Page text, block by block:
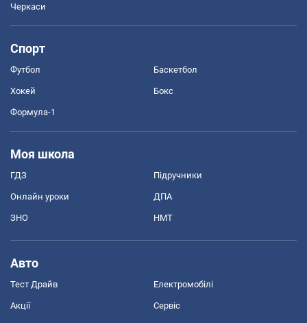
Черкаси
Спорт
Футбол Баскетбол
Хокей Бокс
Формула-1
Моя школа
ГДЗ Підручники
Онлайн уроки ДПА
ЗНО НМТ
Авто
Тест Драйв Електромобілі
Акції Сервіс